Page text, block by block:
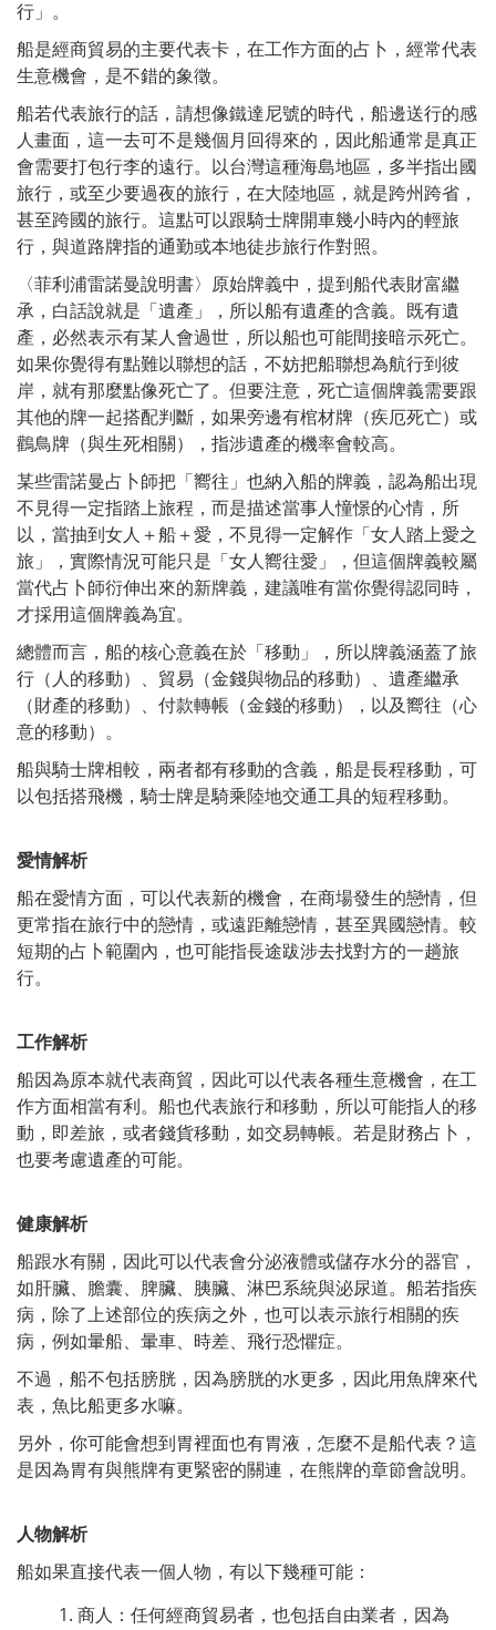
行」。
船是經商貿易的主要代表卡，在工作方面的占卜，經常代表
生意機會，是不錯的象徵。
船若代表旅行的話，請想像鐵達尼號的時代，船邊送行的感
人畫面，這一去可不是幾個月回得來的，因此船通常是真正
會需要打包行李的遠行。以台灣這種海島地區，多半指出國
旅行，或至少要過夜的旅行，在大陸地區，就是跨州跨省，
甚至跨國的旅行。這點可以跟騎士牌開車幾小時內的輕旅
行，與道路牌指的通勤或本地徒步旅行作對照。
〈菲利浦雷諾曼說明書〉原始牌義中，提到船代表財富繼
承，白話說就是「遺產」，所以船有遺產的含義。既有遺
產，必然表示有某人會過世，所以船也可能間接暗示死亡。
如果你覺得有點難以聯想的話，不妨把船聯想為航行到彼
岸，就有那麼點像死亡了。但要注意，死亡這個牌義需要跟
其他的牌一起搭配判斷，如果旁邊有棺材牌（疾厄死亡）或
鸛鳥牌（與生死相關），指涉遺產的機率會較高。
某些雷諾曼占卜師把「嚮往」也納入船的牌義，認為船出現
不見得一定指踏上旅程，而是描述當事人憧憬的心情，所
以，當抽到女人＋船＋愛，不見得一定解作「女人踏上愛之
旅」，實際情況可能只是「女人嚮往愛」，但這個牌義較屬
當代占卜師衍伸出來的新牌義，建議唯有當你覺得認同時，
才採用這個牌義為宜。
總體而言，船的核心意義在於「移動」，所以牌義涵蓋了旅
行（人的移動）、貿易（金錢與物品的移動）、遺產繼承
（財產的移動）、付款轉帳（金錢的移動），以及嚮往（心
意的移動）。
船與騎士牌相較，兩者都有移動的含義，船是長程移動，可
以包括搭飛機，騎士牌是騎乘陸地交通工具的短程移動。
愛情解析
船在愛情方面，可以代表新的機會，在商場發生的戀情，但
更常指在旅行中的戀情，或遠距離戀情，甚至異國戀情。較
短期的占卜範圍內，也可能指長途跋涉去找對方的一趟旅
行。
工作解析
船因為原本就代表商貿，因此可以代表各種生意機會，在工
作方面相當有利。船也代表旅行和移動，所以可能指人的移
動，即差旅，或者錢貨移動，如交易轉帳。若是財務占卜，
也要考慮遺產的可能。
健康解析
船跟水有關，因此可以代表會分泌液體或儲存水分的器官，
如肝臟、膽囊、脾臟、胰臟、淋巴系統與泌尿道。船若指疾
病，除了上述部位的疾病之外，也可以表示旅行相關的疾
病，例如暈船、暈車、時差、飛行恐懼症。
不過，船不包括膀胱，因為膀胱的水更多，因此用魚牌來代
表，魚比船更多水嘛。
另外，你可能會想到胃裡面也有胃液，怎麼不是船代表？這
是因為胃有與熊牌有更緊密的關連，在熊牌的章節會說明。
人物解析
船如果直接代表一個人物，有以下幾種可能：
商人：任何經商貿易者，也包括自由業者，因為